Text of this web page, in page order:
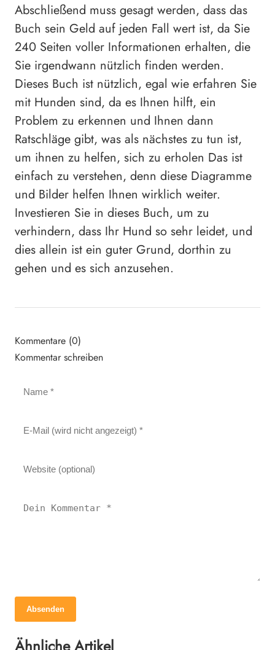
Abschließend muss gesagt werden, dass das
Buch sein Geld auf jeden Fall wert ist, da Sie
240 Seiten voller Informationen erhalten, die
Sie irgendwann nützlich finden werden.
Dieses Buch ist nützlich, egal wie erfahren Sie
mit Hunden sind, da es Ihnen hilft, ein
Problem zu erkennen und Ihnen dann
Ratschläge gibt, was als nächstes zu tun ist,
um ihnen zu helfen, sich zu erholen Das ist
einfach zu verstehen, denn diese Diagramme
und Bilder helfen Ihnen wirklich weiter.
Investieren Sie in dieses Buch, um zu
verhindern, dass Ihr Hund so sehr leidet, und
dies allein ist ein guter Grund, dorthin zu
gehen und es sich anzusehen.
Kommentare (0)
Kommentar schreiben
Absenden
Wenn der Hund einzieht – was muss man